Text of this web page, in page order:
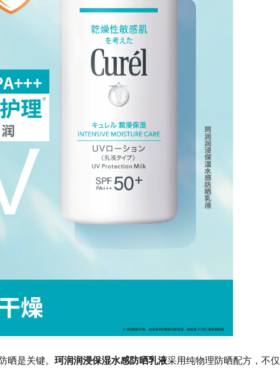
晒是关键。 珂润润浸保湿水感防晒乳液采用纯物理防晒配方，不仅